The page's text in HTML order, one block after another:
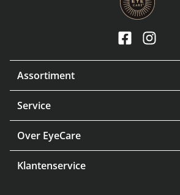
Assortiment
Service
Over EyeCare
Klantenservice